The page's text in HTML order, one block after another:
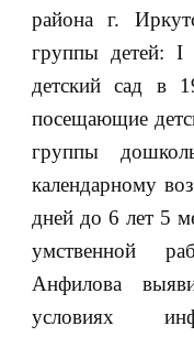
района г.
группы детей: I
детский сад в
посещающие
группы
календарному
дней до 6 лет 5
умственной
Анфилова
условиях